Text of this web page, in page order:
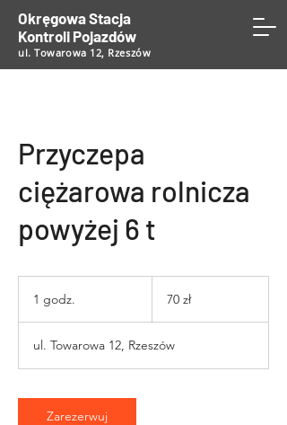
Okręgowa Stacja
Kontroli Pojazdów
ul. Towarowa 12, Rzeszów
Przyczepa
ciężarowa rolnicza
powyżej 6 t
1 godz.
d
z
polskich
70 zł
ul. Towarowa 12, Rzeszów
Zarezerwuj